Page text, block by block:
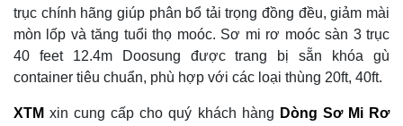
trục chính hãng giúp phân bổ tải trọng đồng đều, giảm mài
mòn lốp và tăng tuổi thọ moóc. Sơ mi rơ moóc sàn 3 trục
40 feet 12.4m Doosung được trang bị sẵn khóa gù
container tiêu chuẩn, phù hợp với các loại thùng 20ft, 40ft.
XTM xin cung cấp cho quý khách hàng Dòng Sơ Mi Rơ